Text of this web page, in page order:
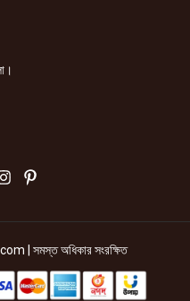
| সমস্ত অধিকার সংরক্ষিত